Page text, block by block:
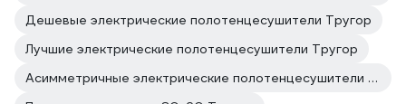
Дешевые электрические полотенцесушители Тругор
Лучшие электрические полотенцесушители Тругор
Асимметричные электрические полотенцесушители Тругор